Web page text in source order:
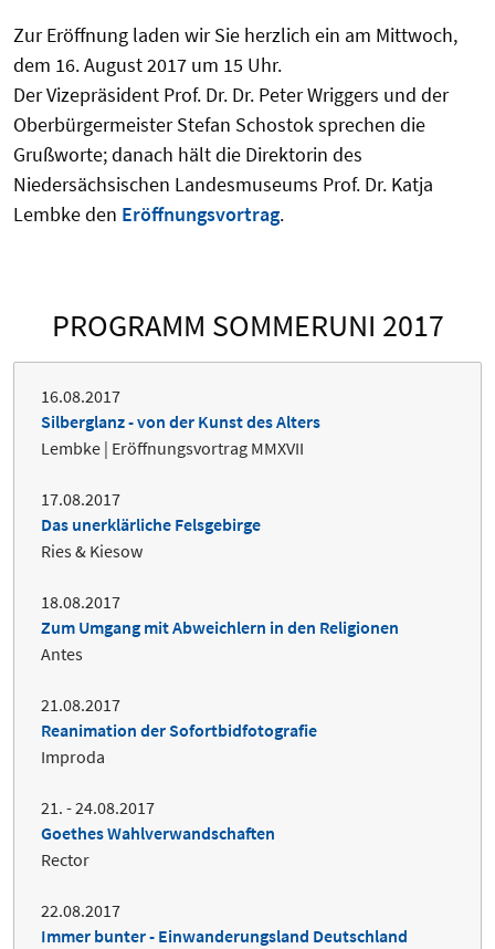
Zur Eröffnung laden wir Sie herzlich ein am Mittwoch,
dem 16. August 2017 um 15 Uhr.
Der Vizepräsident Prof. Dr. Dr. Peter Wriggers und der
Oberbürgermeister Stefan Schostok sprechen die
Grußworte; danach hält die Direktorin des
Niedersächsischen Landesmuseums Prof. Dr. Katja
Lembke den Eröffnungsvortrag.
PROGRAMM SOMMERUNI 2017
16.08.2017
Silberglanz - von der Kunst des Alters
Lembke | Eröffnungsvortrag MMXVII
17.08.2017
Das unerklärliche Felsgebirge
Ries & Kiesow
18.08.2017
Zum Umgang mit Abweichlern in den Religionen
Antes
21.08.2017
Reanimation der Sofortbidfotografie
Improda
21. - 24.08.2017
Goethes Wahlverwandschaften
Rector
22.08.2017
Immer bunter - Einwanderungsland Deutschland